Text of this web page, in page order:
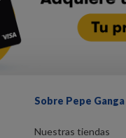
Sobre Pepe Ganga
Nuestras tiendas